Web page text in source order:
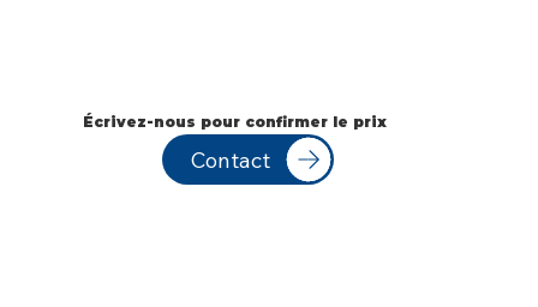
Écrivez-nous pour confirmer le prix
Contact